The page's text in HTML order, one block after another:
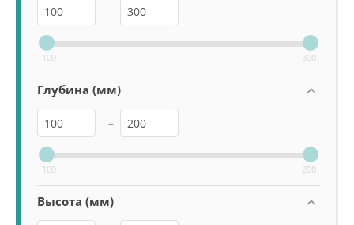
–
100 300
Глубина (мм)
–
100 200
Высота (мм)